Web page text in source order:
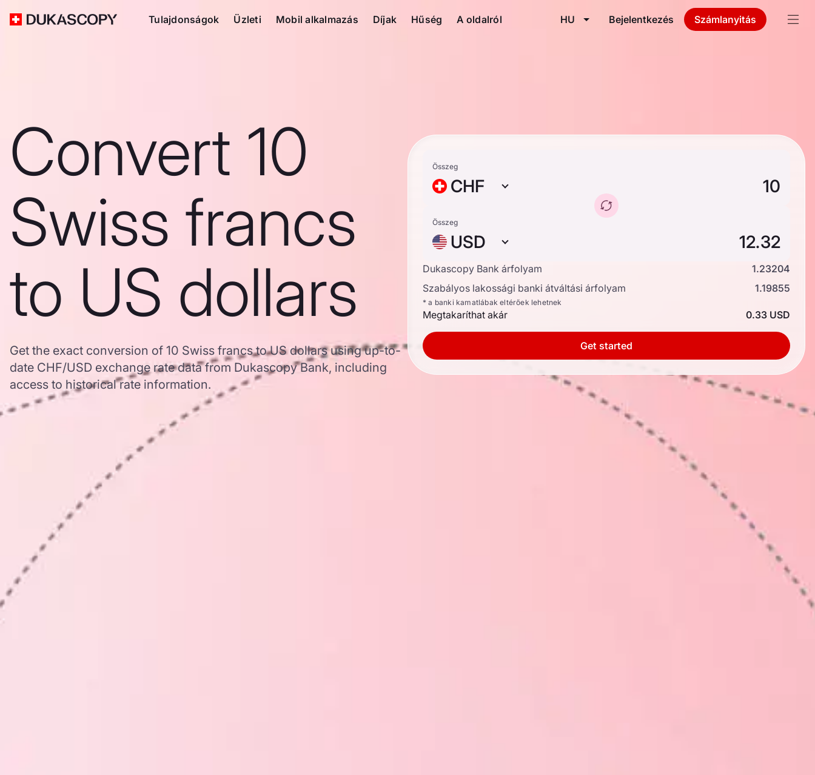
Tulajdonságok Üzleti Mobil alkalmazás Díjak Hűség A oldalról HU Bejelentkezés Számlanyitás
Convert 10
Swiss francs
to US dollars
Get the exact conversion of 10 Swiss francs to US dollars using up-to-
date CHF/USD exchange rate data from Dukascopy Bank, including
access to historical rate information.
Összeg
CHF
Összeg
USD
Dukascopy Bank árfolyam
1.23204
Szabályos lakossági banki átváltási árfolyam
1.19855
* a banki kamatlábak eltérőek lehetnek
Megtakaríthat akár 0.33 USD
Get started